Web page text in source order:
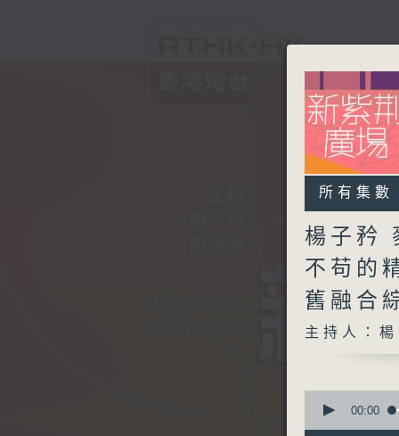
所有集數
楊子矜
不苟的
舊融合
主持人：
seconds
00:00